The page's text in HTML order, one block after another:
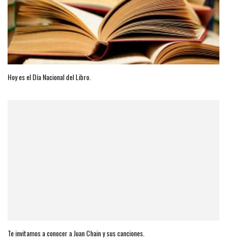
Hoy es el Día Nacional del Libro.
Te invitamos a conocer a Juan Chain y sus canciones.